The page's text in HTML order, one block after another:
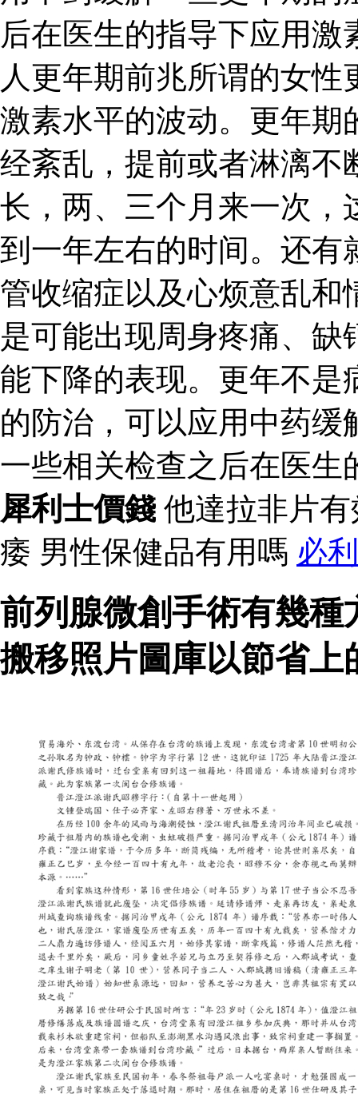
后在医生的指导下应用
人更年期前兆所谓的女
激素水平的波动。更年期
经紊乱，提前或者淋漓不
长，两、三个月来一次，
到一年左右的时间。还有
管收缩症以及心烦意乱和
是可能出现周身疼痛、
能下降的表现。更年不是
的防治，可以应用中药
一些相关检查之后在医生
犀利士價錢 他達拉非片
痿 男性保健品有用嗎 必
前列腺微創手術有幾
搬移照片圖庫以節省上